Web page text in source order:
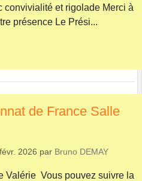
convivialité et rigolade Merci à
présence Le Prési...
de France Salle
2026 par Bruno DEMAY
Valérie Vous pouvez suivre la